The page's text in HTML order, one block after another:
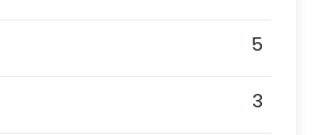
5
3